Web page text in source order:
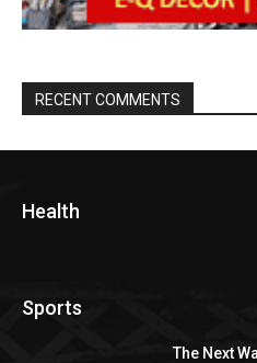
RECENT COMMENTS
Health
Sports
The Next